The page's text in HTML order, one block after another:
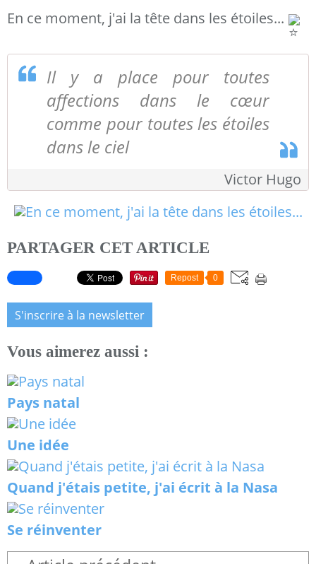
En ce moment, j'ai la tête dans les étoiles...
Il y a place pour toutes
affections dans le cœur
comme pour toutes les étoiles
dans le ciel
Victor Hugo
PARTAGER CET ARTICLE
Repost 0
S'inscrire à la newsletter
Vous aimerez aussi :
Pays natal
Une idée
Quand j'étais petite, j'ai écrit à la Nasa
Se réinventer